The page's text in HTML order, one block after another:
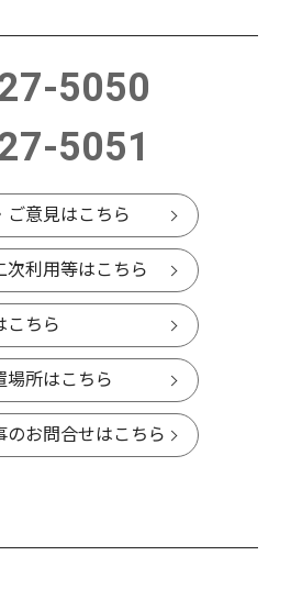
5050
5051
ご意見はこちら
次利用等はこちら
こちら
場所はこちら
のお問合せはこちら